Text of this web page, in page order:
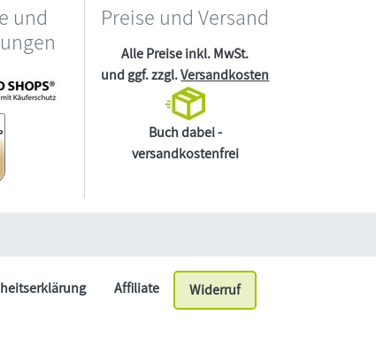
und
Preise und Versand
Alle Preise inkl. MwSt.
und ggf. zzgl.Versandkosten
Buch dabei -
versandkostenfrei
Affiliate Widerruf